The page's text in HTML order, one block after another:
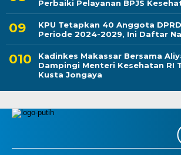
Perbaiki Pelayanan BPJS
KPU Tetapkan 40 Anggota
Periode 2024-2029, Ini Daftar
Kadinkes Makassar Bersama
Dampingi Menteri Kesehatan RI
Kusta Jongaya